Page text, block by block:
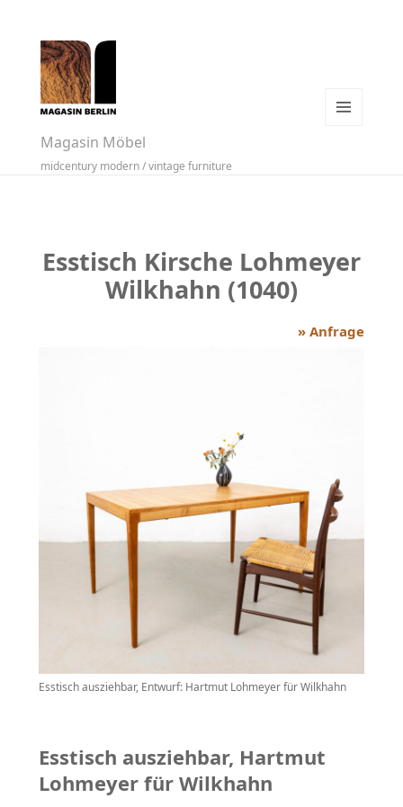
Magasin Möbel
midcentury modern / vintage furniture
Esstisch Kirsche Lohmeyer
Wilkhahn (1040)
» Anfrage
Esstisch ausziehbar, Entwurf: Hartmut Lohmeyer für Wilkhahn
Esstisch ausziehbar, Hartmut
Lohmeyer für Wilkhahn